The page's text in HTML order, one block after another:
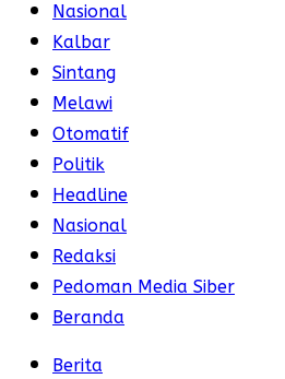
Nasional
Kalbar
Sintang
Melawi
Otomatif
Politik
Headline
Nasional
Redaksi
Pedoman Media Siber
Beranda
Berita